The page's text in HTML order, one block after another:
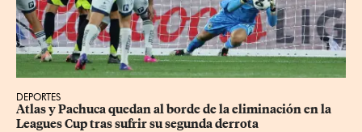
DEPORTES
Atlas y Pachuca quedan al borde de la eliminación en la
Leagues Cup tras sufrir su segunda derrota